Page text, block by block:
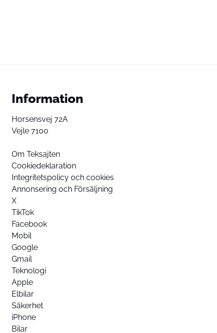
Information
Horsensvej 72A
Vejle 7100
Om Teksajten
Cookiedeklaration
Integritetspolicy och cookies
Annonsering och Försäljning
X
TikTok
Facebook
Mobil
Google
Gmail
Teknologi
Apple
Elbilar
Säkerhet
iPhone
Bilar